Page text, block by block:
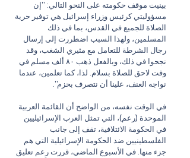
بينيت موقف حكومته على النحو التالي: "إن
مسؤوليتي كرئيس وزراء إسرائيل هي توفير حرية
الصلاة للجميع في القدس، بما في ذلك
المسلمين، ولهذا السبب اضطررت إلى إرسال
رجال الشرطة للتعامل مع مثيري الشغب، وقد
نجحوا في ذلك، وبالفعل ذهب ٨٠ ألف مسلم في
وقت لاحق للصلاة بسلام. لذا، كما تعلمين، عندما
نواجه العنف، علينا أن نتصرف بحزم".
في الوقت نفسه، من الواضح أن القائمة العربية
الموحدة (رعم)، التي تمثل العرب الإسرائيليين
في الحكومة الائتلافية، تقف إلى جانب
الفلسطينيين ضد الحكومة الإسرائيلية التي هم
جزء منها. في الأسبوع الماضي، قررت رعم تعليق